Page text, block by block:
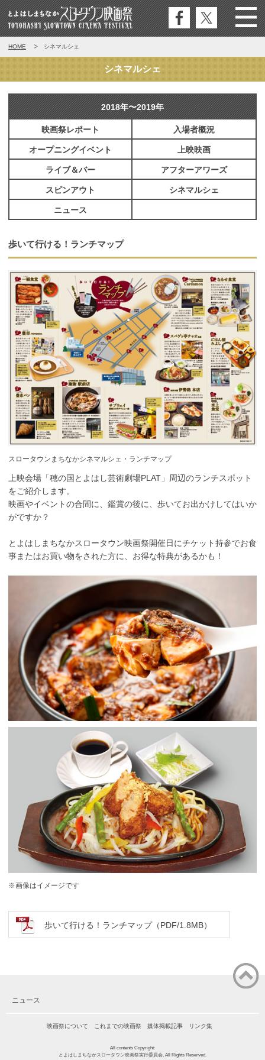
とよはしまちなかスロータウン映
画祭
Menu
公式
公式
HOME シネマルシェ
シネマルシェ
2018年〜2019年
映画祭レポート 入場者概況
オープニングイベント 上映映画
ライブ＆バー アフターアワーズ
スピンアウト シネマルシェ
ニュース
歩いて行ける！ランチマップ
スロータウンまちなかシネマルシェ・ランチマップ
上映会場「穂の国とよはし芸術劇場PLAT」周辺のランチスポット
をご紹介します。
映画やイベントの合間に、鑑賞の後に、歩いてお出かけしてはいか
がですか？
とよはしまちなかスロータウン映画祭開催日にチケット持参でお食
事またはお買い物をされた方に、お得な特典があるかも！
※画像はイメージです
歩いて行ける！ランチマップ（PDF/1.8MB）
ニュース
映画祭について これまでの映画祭 媒体掲載記事 リンク集
All contents Copyright:
とよはしまちなかスロータウン映画祭実行委員会, All Rights Reserved.